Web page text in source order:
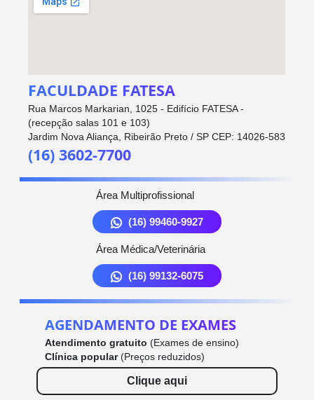
FACULDADE FATESA
Rua Marcos Markarian, 1025 - Edifício FATESA -
(recepção salas 101 e 103)
Jardim Nova Aliança, Ribeirão Preto / SP CEP: 14026-583
(16) 3602-7700
Área Multiprofissional
(16) 99460-9927
Área Médica/Veterinária
(16) 99132-6075
AGENDAMENTO DE EXAMES
Atendimento gratuito (Exames de ensino)
Clínica popular(Preços reduzidos)
Clique aqui